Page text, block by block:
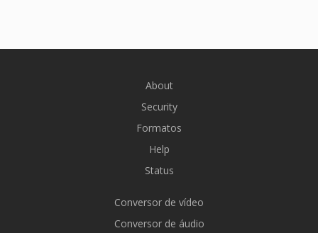
About
Security
Formatos
Help
Status
Conversor de vídeo
Conversor de áudio